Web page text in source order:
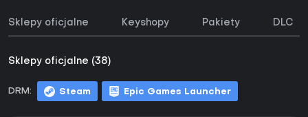
Sklepy oficjalne Keyshopy Pakiety DLC
Sklepy oficjalne (38)
DRM: Steam Epic Games Launcher